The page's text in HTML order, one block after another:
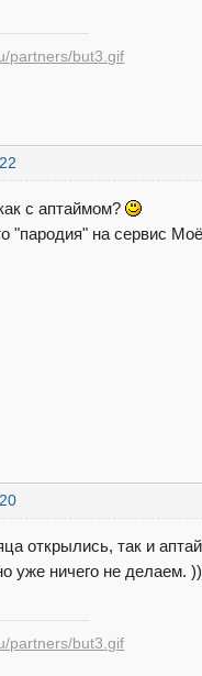
с аптаймом?
"пародия" на сервис
открылись, так и
уже ничего не делаем.